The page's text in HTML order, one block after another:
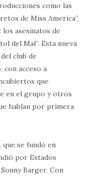
como las
de Miss America”,
los asesinatos de
del Mal”. Esta nueva
club de
acceso a
que
en el grupo y otros
hablan por primera
que se fundó en
por Estados
Barger. Con